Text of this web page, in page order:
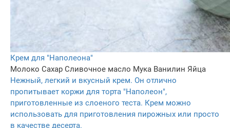
Крем для "Наполеона"
Молоко Сахар Сливочное масло Мука Ванилин Яйца
Нежный, легкий и вкусный крем. Он отлично
пропитывает коржи для торта "Наполеон",
приготовленные из слоеного теста. Крем можно
использовать для приготовления пирожных или просто
в качестве десерта.